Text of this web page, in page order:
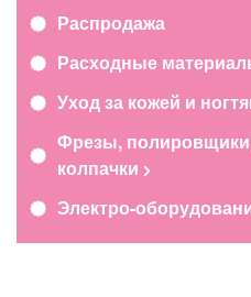
Распродажа
Расходные
Уход за кожей и
Фрезы,
колпачки
Электро-